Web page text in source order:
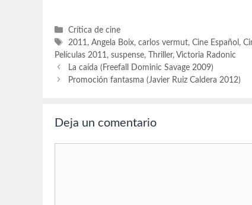
Colombiano también…
Categorías
Crítica de cine
Etiquetas
2011,Angela Boix,carlos vermut,Cine Español ,
Películas 2011, suspense, Thriller, Victoria Radonic
La caída (Freefall Dominic Savage 2009)
Promoción fantasma (Javier Ruiz Caldera 2012)
Deja un comentario